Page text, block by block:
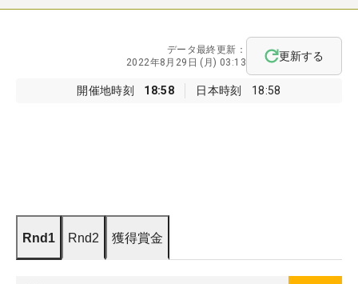
開催地時刻 18:58 日本時刻 18:58
データ最終更新：
2022年8月29日 (月) 03:13
更新する
Rnd1 Rnd2 獲得賞金